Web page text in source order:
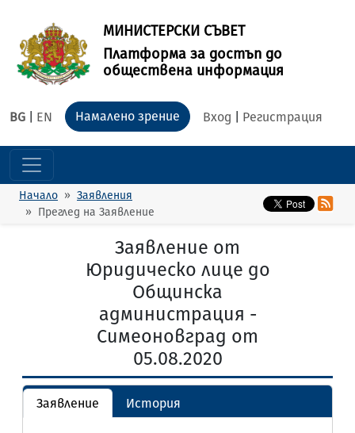
МИНИСТЕРСКИ СЪВЕТ
Платформа за достъп до
обществена информация
BG EN Вход Регистрация
Намалено зрение
Начало
Заявления
Преглед на Заявление
Заявление от
Юридическо лице до
Общинска
администрация -
Симеоновград от
05.08.2020
Заявление История